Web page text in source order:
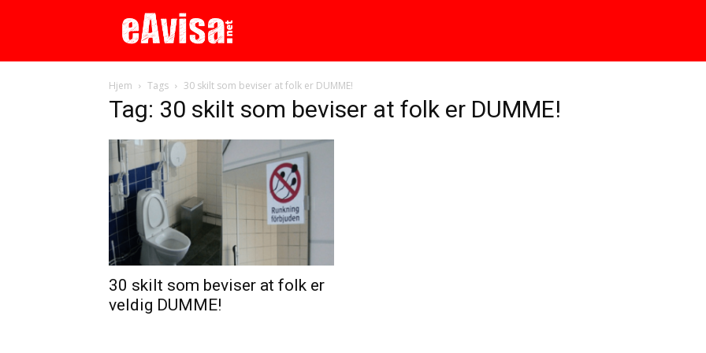
Hjem Tags 30 skilt som beviser at folk er DUMME!
Tag: 30 skilt som beviser at folk er DUMME!
30 skilt som beviser at folk er
veldig DUMME!